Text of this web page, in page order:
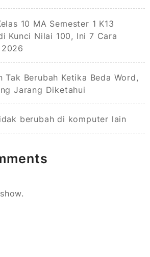
10 MA Semester 1 K13
Kunci Nilai 100, Ini 7 Cara
Tak Berubah Ketika Beda Word,
Jarang Diketahui
berubah di komputer lain